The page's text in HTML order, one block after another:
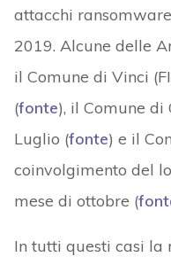
attacchi
2019. Alcune delle
il Comune di Vinci
(fonte), il Comune di
Luglio (fonte) e il
coinvolgimento del
mese di ottobre (
In tutti questi casi la